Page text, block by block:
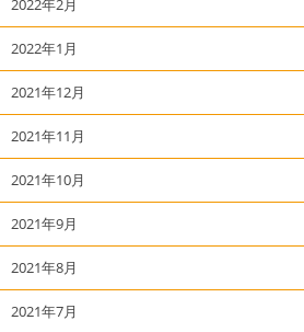
2022年2月
2022年1月
2021年12月
2021年11月
2021年10月
2021年9月
2021年8月
2021年7月